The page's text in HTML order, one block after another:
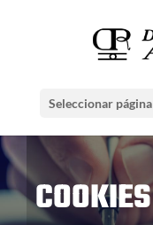
Seleccionar página
COOKIES